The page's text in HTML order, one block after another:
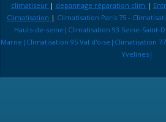
climatiseur | depannage réparation clim |
Climatisation | Climatisation Paris 75 -
Hauts-de-seine|Climatisation 93 Seine-Saint-
Marne|Climatisation 95 Val d'oise|Climatisation
Yvelines|